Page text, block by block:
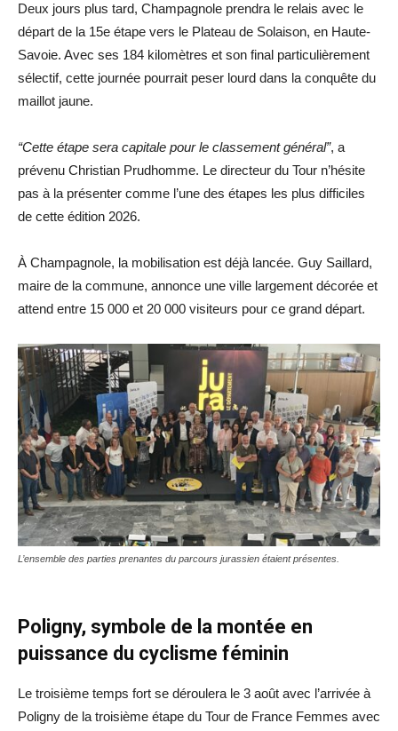
Deux jours plus tard, Champagnole prendra le relais avec le
départ de la 15e étape vers le Plateau de Solaison, en Haute-
Savoie. Avec ses 184 kilomètres et son final particulièrement
sélectif, cette journée pourrait peser lourd dans la conquête du
maillot jaune.
“Cette étape sera capitale pour le classement général”, a
prévenu Christian Prudhomme. Le directeur du Tour n’hésite
pas à la présenter comme l’une des étapes les plus difficiles
de cette édition 2026.
À Champagnole, la mobilisation est déjà lancée. Guy Saillard,
maire de la commune, annonce une ville largement décorée et
attend entre 15 000 et 20 000 visiteurs pour ce grand départ.
L’ensemble des parties prenantes du parcours jurassien étaient présentes.
Poligny, symbole de la montée en
puissance du cyclisme féminin
Le troisième temps fort se déroulera le 3 août avec l’arrivée à
Poligny de la troisième étape du Tour de France Femmes avec